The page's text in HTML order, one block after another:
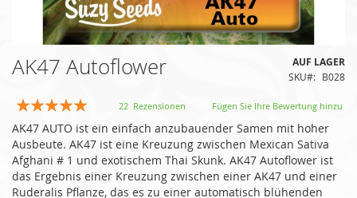
AK47 Autoflower AUF LAGER
SKU B028
Bewertung:
95
% of100
22 Rezensionen Fügen Sie Ihre Bewertung hinzu
AK47 AUTO ist ein einfach anzubauender Samen mit hoher
Ausbeute. AK47 ist eine Kreuzung zwischen Mexican Sativa
Afghani # 1 und exotischem Thai Skunk. AK47 Autoflower ist
das Ergebnis einer Kreuzung zwischen einer AK47 und einer
Ruderalis Pflanze, das es zu einer automatisch blühenden
Anfang
Bildgalerie
springen